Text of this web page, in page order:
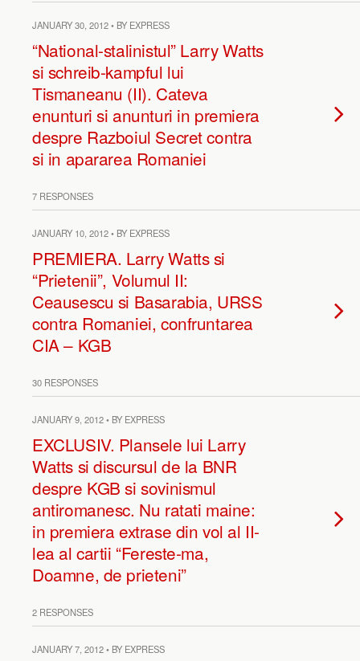
JANUARY 30, 2012 • BY EXPRESS
“National-stalinistul” Larry Watts
si schreib-kampful lui
Tismaneanu (II). Cateva
enunturi si anunturi in premiera
despre Razboiul Secret contra
si in apararea Romaniei
7 RESPONSES
JANUARY 10, 2012 • BY EXPRESS
PREMIERA. Larry Watts si
“Prietenii”, Volumul II:
Ceausescu si Basarabia, URSS
contra Romaniei, confruntarea
CIA – KGB
30 RESPONSES
JANUARY 9, 2012 • BY EXPRESS
EXCLUSIV. Plansele lui Larry
Watts si discursul de la BNR
despre KGB si sovinismul
antiromanesc. Nu ratati maine:
in premiera extrase din vol al II-
lea al cartii “Fereste-ma,
Doamne, de prieteni”
2 RESPONSES
JANUARY 7, 2012 • BY EXPRESS